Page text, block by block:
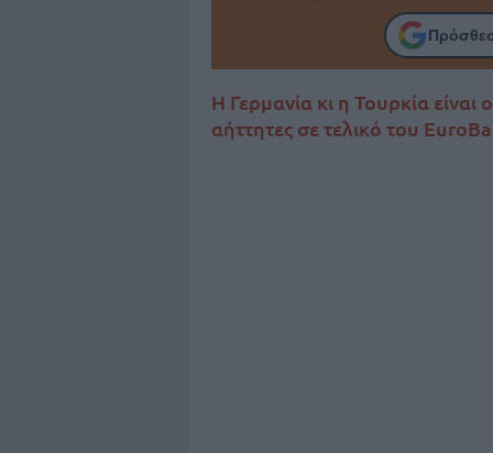
Η Γερμανία κι η Τουρκία
αήττητες σε τελικό του